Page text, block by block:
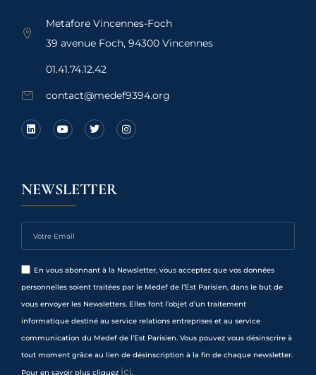
Metafore Vincennes-Foch
39 avenue Foch, 94300 Vincennes
01.41.74.12.42
contact@medef9394.org
NEWSLETTER
En vous abonnant à la Newsletter, vous acceptez que vos données
personnelles soient traitées par le Medef de l’Est Parisien, dans le but de
vous envoyer les Newsletters. Elles font l’objet d’un traitement
informatique destiné au service relations entreprises et au service
communication du Medef de l’Est Parisien. Vous pouvez vous désinscrire à
tout moment grâce au lien de désinscription à la fin de chaque newsletter.
Pour en savoir plus cliquez ici.